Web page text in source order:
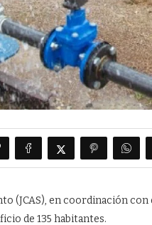
(JCAS), en coordinación
de 135 habitantes.